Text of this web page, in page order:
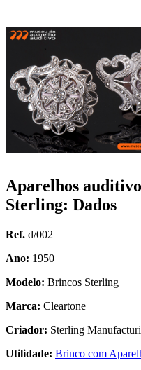
Aparelhos
Sterling: Dados
Ref. d/002
Ano: 1950
Modelo: Brincos Sterling
Marca: Cleartone
Criador: Sterling
Utilidade: Brinco com